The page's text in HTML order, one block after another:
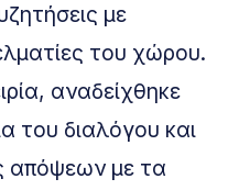
με
του χώρου.
αναδείχθηκε
του διαλόγου και
απόψεων με τα